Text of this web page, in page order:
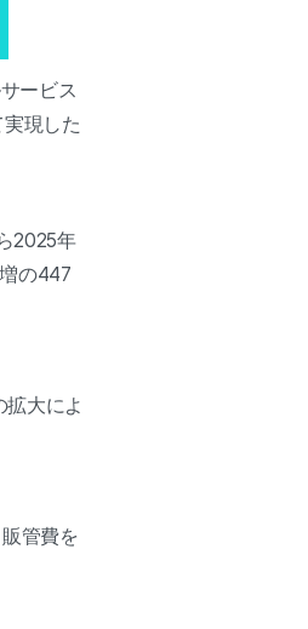
ービス
現した
2025年
の447
大によ
管費を